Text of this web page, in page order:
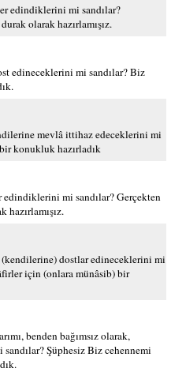
edindiklerini mi sandılar?
olarak hazırlamışız.
edineceklerini mi sandılar? Biz
mevlâ ittihaz edeceklerini mi
konukluk hazırladık
edindiklerini mi sandılar? Gerçekten
(kendilerine) dostlar edineceklerini mi
için (onlara münâsib) bir
benden bağımsız olarak,
Şüphesiz Biz cehennemi